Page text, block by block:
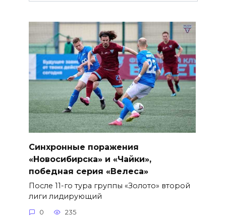
Синхронные поражения
«Новосибирска» и «Чайки»,
победная серия «Велеса»
После 11-го тура группы «Золото» второй
лиги лидирующий
0 235